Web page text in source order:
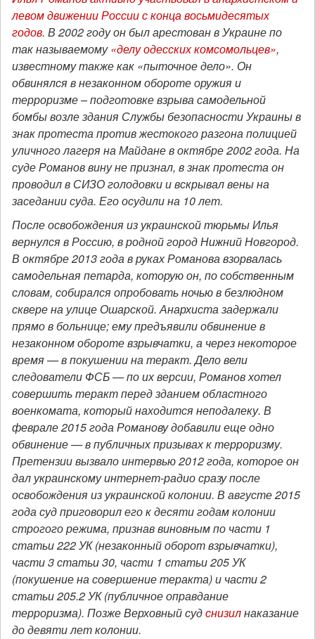
левом движении России с конца восьмидесятых
годов. В 2002 году он был арестован в Украине по
так называемому«делу одесских комсомольцев»,
известному также как «пыточное дело». Он
обвинялся в незаконном обороте оружия и
терроризме – подготовке взрыва самодельной
бомбы возле здания Службы безопасности Украины в
знак протеста против жестокого разгона полицией
уличного лагеря на Майдане в октябре 2002 года. На
суде Романов вину не признал, в знак протеста он
проводил в СИЗО голодовки и вскрывал вены на
заседании суда. Его осудили на 10 лет.
После освобождения из украинской тюрьмы Илья
вернулся в Россию, в родной город Нижний Новгород.
В октябре 2013 года в руках Романова взорвалась
самодельная петарда, которую он, по собственным
словам, собирался опробовать ночью в безлюдном
сквере на улице Ошарской.Анархиста задержали
прямо в больнице; ему предъявили обвинение в
незаконном обороте взрывчатки, а через некоторое
время — в покушении на теракт. Дело вели
следователи ФСБ — по их версии, Романов хотел
совершить теракт перед зданием областного
военкомата, который находится неподалеку. В
феврале 2015 года Романовудобавили еще одно
обвинение — в публичных призывах к терроризму.
Претензии вызвало интервью 2012 года, которое он
дал украинскому интернет-радио сразу после
освобождения из украинской колонии. В августе 2015
года суд приговорил его к десяти годам колонии
строгого режима, признав виновным по части 1
статьи 222 УК (незаконный оборот взрывчатки),
части 3 статьи 30, части 1 статьи 205 УК
(покушение на совершение теракта) и части 2
статьи 205.2 УК (публичное оправдание
терроризма). Позже Верховный судснизилнаказание
до девяти лет колонии.